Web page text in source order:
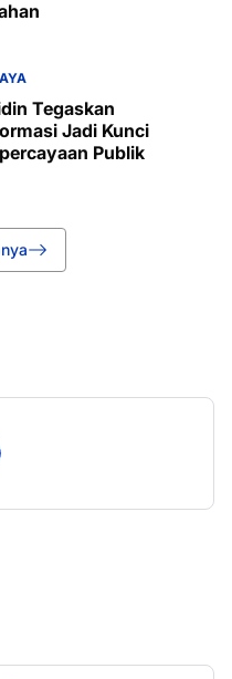
Tegaskan
Jadi Kunci
Publik